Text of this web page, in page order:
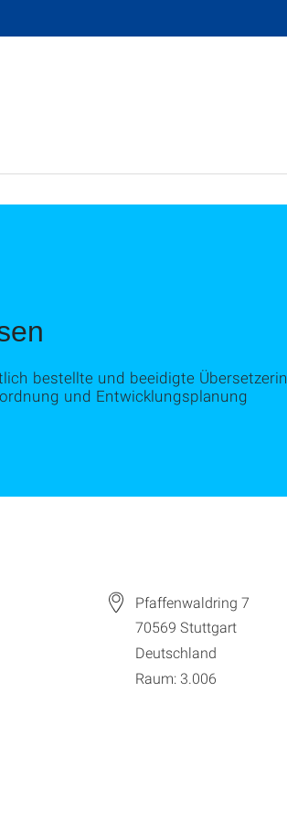
bestellte und beeidigte Übersetzerin
und Entwicklungsplanung
Pfaffenwaldring 7
70569 Stuttgart
Deutschland
Raum: 3.006